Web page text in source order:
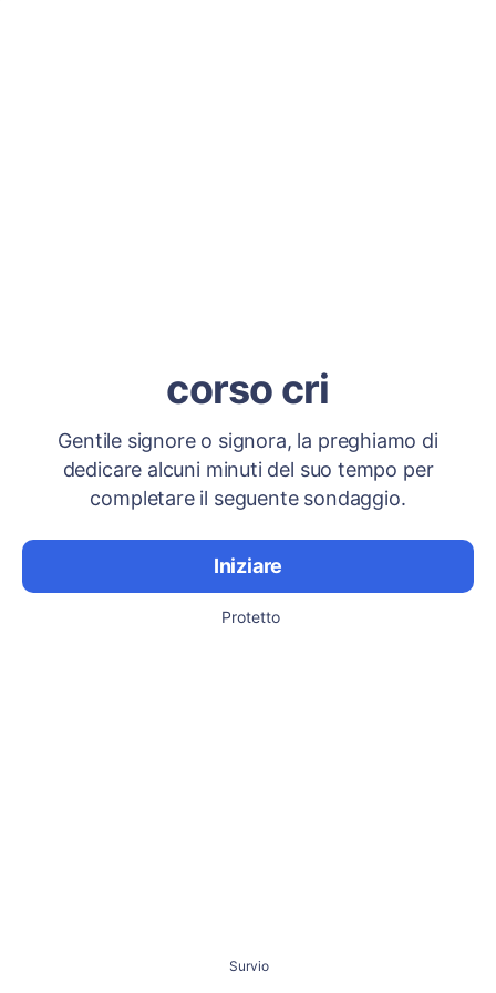
corso cri
Gentile signore o signora, la preghiamo di
dedicare alcuni minuti del suo tempo per
completare il seguente sondaggio.
Iniziare
Protetto
Survio